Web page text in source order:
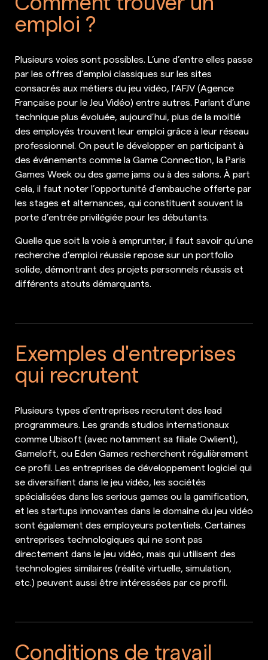
emploi ?
Plusieurs voies sont possibles. L’une d’entre elles passe
par les offres d’emploi classiques sur les sites
consacrés aux métiers du jeu vidéo, l’AFJV (Agence
Française pour le Jeu Vidéo) entre autres. Parlant d’une
technique plus évoluée, aujourd’hui, plus de la moitié
des employés trouvent leur emploi grâce à leur réseau
professionnel. On peut le développer en participant à
des événements comme la Game Connection, la Paris
Games Week ou des game jams ou à des salons. À part
cela, il faut noter l’opportunité d’embauche offerte par
les stages et alternances, qui constituent souvent la
porte d’entrée privilégiée pour les débutants.
Quelle que soit la voie à emprunter, il faut savoir qu’une
recherche d’emploi réussie repose sur un portfolio
solide, démontrant des projets personnels réussis et
différents atouts démarquants.
Exemples d'entreprises
qui recrutent
Plusieurs types d’entreprises recrutent des lead
programmeurs. Les grands studios internationaux
comme Ubisoft (avec notamment sa filiale Owlient),
Gameloft, ou Eden Games recherchent régulièrement
ce profil. Les entreprises de développement logiciel qui
se diversifient dans le jeu vidéo, les sociétés
spécialisées dans les serious games ou la gamification,
et les startups innovantes dans le domaine du jeu vidéo
sont également des employeurs potentiels. Certaines
entreprises technologiques qui ne sont pas
directement dans le jeu vidéo, mais qui utilisent des
technologies similaires (réalité virtuelle, simulation,
etc.) peuvent aussi être intéressées par ce profil.
Conditions de travail